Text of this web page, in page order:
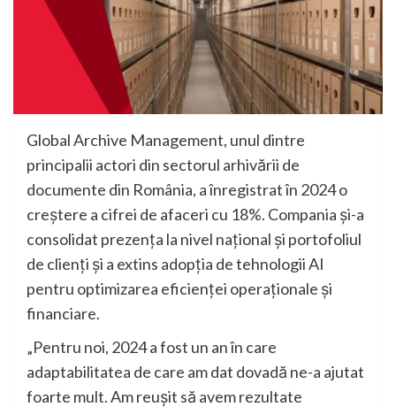
Global Archive Management, unul dintre
principalii actori din sectorul arhivării de
documente din România, a înregistrat în 2024 o
creștere a cifrei de afaceri cu 18%. Compania și-a
consolidat prezența la nivel național și portofoliul
de clienți și a extins adopția de tehnologii AI
pentru optimizarea eficienței operaționale și
financiare.
„Pentru noi, 2024 a fost un an în care
adaptabilitatea de care am dat dovadă ne-a ajutat
foarte mult. Am reușit să avem rezultate